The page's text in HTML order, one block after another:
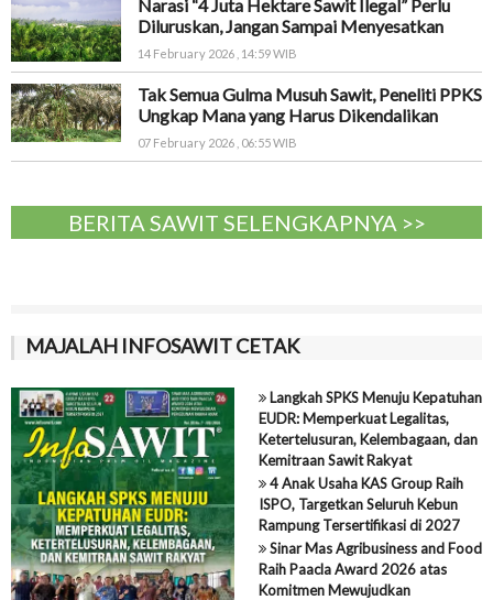
Narasi “4 Juta Hektare Sawit Ilegal” Perlu
Diluruskan, Jangan Sampai Menyesatkan
14 February 2026 , 14:59 WIB
Tak Semua Gulma Musuh Sawit, Peneliti PPKS
Ungkap Mana yang Harus Dikendalikan
07 February 2026 , 06:55 WIB
BERITA SAWIT SELENGKAPNYA >>
MAJALAH INFOSAWIT CETAK
Langkah SPKS Menuju Kepatuhan
EUDR: Memperkuat Legalitas,
Ketertelusuran, Kelembagaan, dan
Kemitraan Sawit Rakyat
4 Anak Usaha KAS Group Raih
ISPO, Targetkan Seluruh Kebun
Rampung Tersertifikasi di 2027
Sinar Mas Agribusiness and Food
Raih Paacla Award 2026 atas
Komitmen Mewujudkan